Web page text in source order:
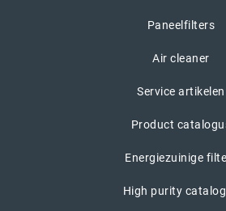
Paneelfilters
Air cleaner
Service artikelen
Product
Energiezuinige
High purity